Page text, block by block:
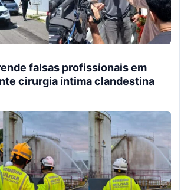
falsas profissionais em
cirurgia íntima clandestina